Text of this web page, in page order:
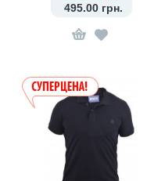
495.00 грн.